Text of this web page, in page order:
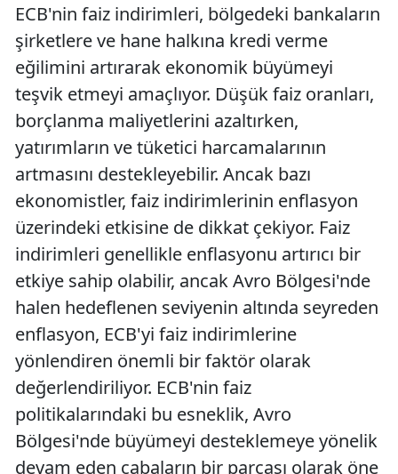
ECB'nin faiz indirimleri, bölgedeki bankaların
şirketlere ve hane halkına kredi verme
eğilimini artırarak ekonomik büyümeyi
teşvik etmeyi amaçlıyor. Düşük faiz oranları,
borçlanma maliyetlerini azaltırken,
yatırımların ve tüketici harcamalarının
artmasını destekleyebilir. Ancak bazı
ekonomistler, faiz indirimlerinin enflasyon
üzerindeki etkisine de dikkat çekiyor. Faiz
indirimleri genellikle enflasyonu artırıcı bir
etkiye sahip olabilir, ancak Avro Bölgesi'nde
halen hedeflenen seviyenin altında seyreden
enflasyon, ECB'yi faiz indirimlerine
yönlendiren önemli bir faktör olarak
değerlendiriliyor. ECB'nin faiz
politikalarındaki bu esneklik, Avro
Bölgesi'nde büyümeyi desteklemeye yönelik
devam eden çabaların bir parçası olarak öne